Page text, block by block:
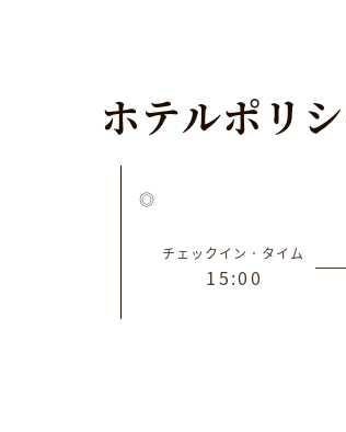
ホテルポリ シ
チェックイン．タイム
15:00